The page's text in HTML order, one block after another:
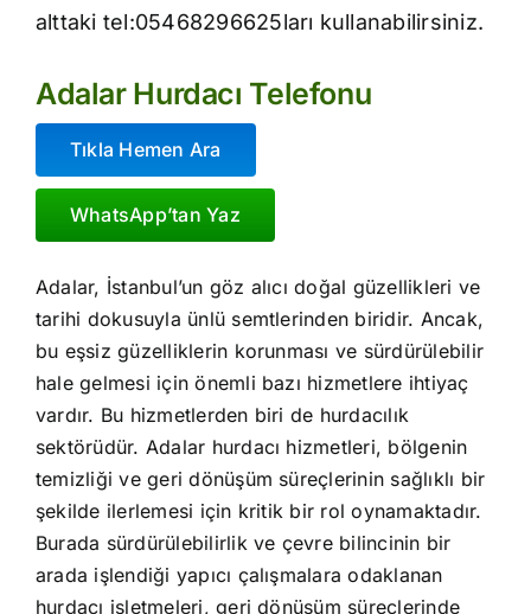
alttaki tel:05468296625ları kullanabilirsiniz.
Adalar Hurdacı Telefonu
Tıkla Hemen Ara
WhatsApp’tan Yaz
Adalar, İstanbul’un göz alıcı doğal güzellikleri ve
tarihi dokusuyla ünlü semtlerinden biridir. Ancak,
bu eşsiz güzelliklerin korunması ve sürdürülebilir
hale gelmesi için önemli bazı hizmetlere ihtiyaç
vardır. Bu hizmetlerden biri de hurdacılık
sektörüdür. Adalar hurdacı hizmetleri, bölgenin
temizliği ve geri dönüşüm süreçlerinin sağlıklı bir
şekilde ilerlemesi için kritik bir rol oynamaktadır.
Burada sürdürülebilirlik ve çevre bilincinin bir
arada işlendiği yapıcı çalışmalara odaklanan
hurdacı işletmeleri, geri dönüşüm süreçlerinde